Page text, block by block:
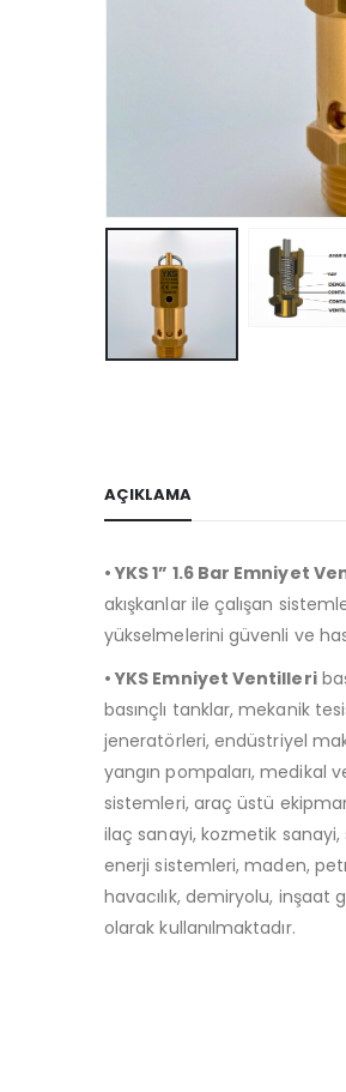
AÇIKLAMA
• YKS 1” 1.6 Bar Emniyet
akışkanlar ile çalışan
yükselmelerini güvenli ve
• YKS Emniyet Ventilleri
basınçlı tanklar, mekanik
jeneratörleri, endüstriyel
yangın pompaları, medikal
sistemleri, araç üstü
ilaç sanayi, kozmetik
enerji sistemleri, maden,
havacılık, demiryolu, inşaat
olarak kullanılmaktadır.